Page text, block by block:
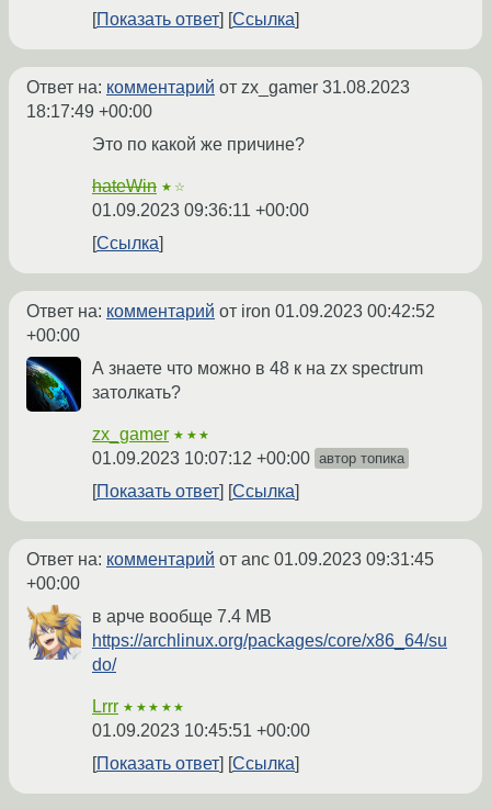
Показать ответ
Ссылка
Ответ на: комментарий от zx_gamer 31.08.2023
18:17:49 +00:00
Это по какой же причине?
hateWin ★☆
01.09.2023 09:36:11 +00:00
Ссылка
Ответ на: комментарий от iron 01.09.2023 00:42:52
+00:00
А знаете что можно в 48 к на zx spectrum
затолкать?
zx_gamer ★★★
01.09.2023 10:07:12 +00:00 автор топика
Показать ответ Ссылка
Ответ на: комментарий от anc 01.09.2023 09:31:45
+00:00
в арче вообще 7.4 MB
https://archlinux.org/packages/core/x86_64/su
do/
Lrrr ★★★★★
01.09.2023 10:45:51 +00:00
Показать ответ
Ссылка